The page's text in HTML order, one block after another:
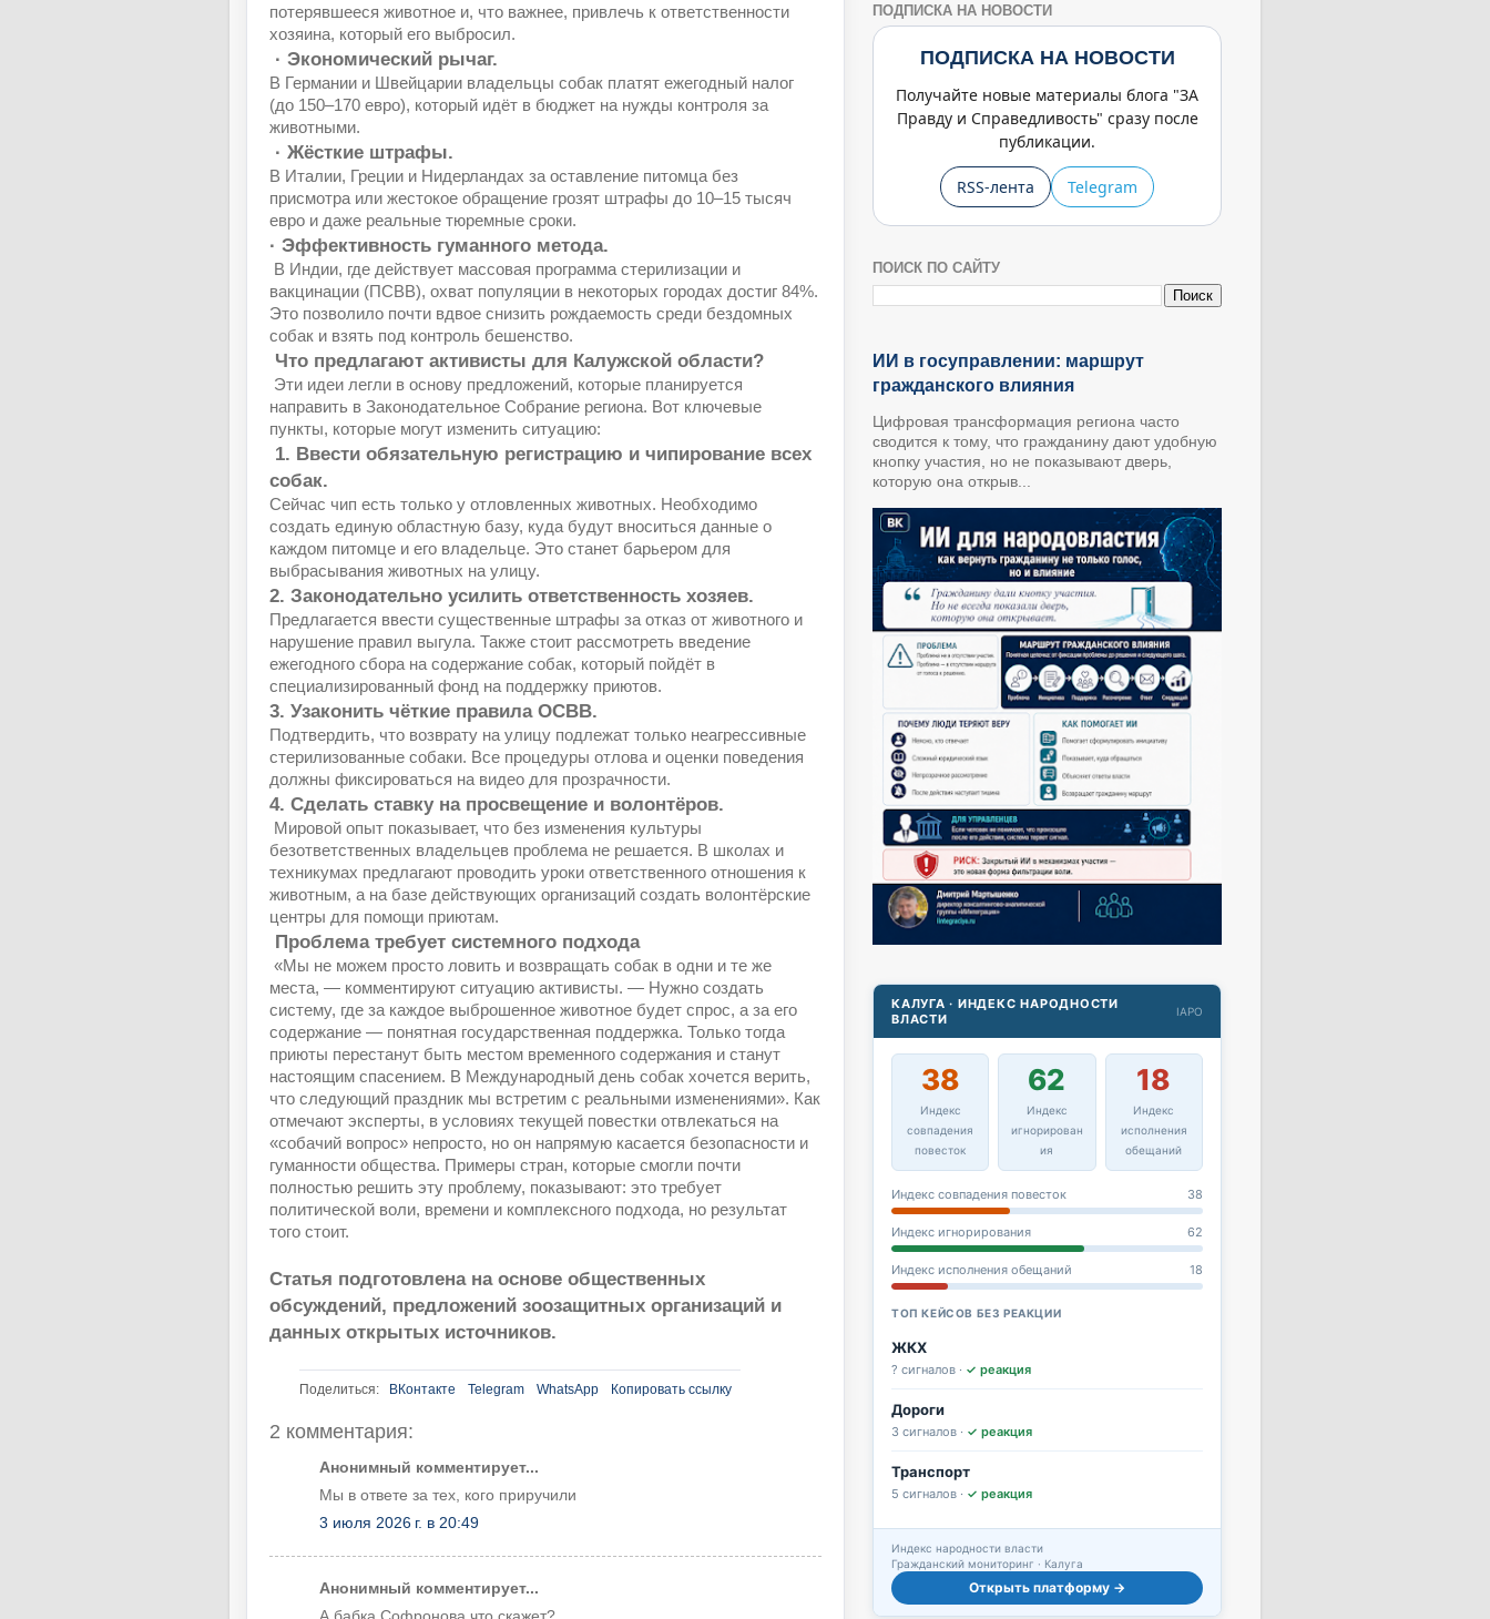
потерявшееся животное и, что важнее, привлечь к ответственности
хозяина, который его выбросил.
· Экономический рычаг.
В Германии и Швейцарии владельцы собак платят ежегодный налог
(до 150–170 евро), который идёт в бюджет на нужды контроля за
животными.
· Жёсткие штрафы.
В Италии, Греции и Нидерландах за оставление питомца без
присмотра или жестокое обращение грозят штрафы до 10–15 тысяч
евро и даже реальные тюремные сроки.
· Эффективность гуманного метода.
В Индии, где действует массовая программа стерилизации и
вакцинации (ПСВВ), охват популяции в некоторых городах достиг 84%.
Это позволило почти вдвое снизить рождаемость среди бездомных
собак и взять под контроль бешенство.
Что предлагают активисты для Калужской области?
Эти идеи легли в основу предложений, которые планируется
направить в Законодательное Собрание региона. Вот ключевые
пункты, которые могут изменить ситуацию:
1. Ввести обязательную регистрацию и чипирование всех
собак.
Сейчас чип есть только у отловленных животных. Необходимо
создать единую областную базу, куда будут вноситься данные о
каждом питомце и его владельце. Это станет барьером для
выбрасывания животных на улицу.
2. Законодательно усилить ответственность хозяев.
Предлагается ввести существенные штрафы за отказ от животного и
нарушение правил выгула. Также стоит рассмотреть введение
ежегодного сбора на содержание собак, который пойдёт в
специализированный фонд на поддержку приютов.
3. Узаконить чёткие правила ОСВВ.
Подтвердить, что возврату на улицу подлежат только неагрессивные
стерилизованные собаки. Все процедуры отлова и оценки поведения
должны фиксироваться на видео для прозрачности.
4. Сделать ставку на просвещение и волонтёров.
Мировой опыт показывает, что без изменения культуры
безответственных владельцев проблема не решается. В школах и
техникумах предлагают проводить уроки ответственного отношения к
животным, а на базе действующих организаций создать волонтёрские
центры для помощи приютам.
Проблема требует системного подхода
«Мы не можем просто ловить и возвращать собак в одни и те же
места, — комментируют ситуацию активисты. — Нужно создать
систему, где за каждое выброшенное животное будет спрос, а за его
содержание — понятная государственная поддержка. Только тогда
приюты перестанут быть местом временного содержания и станут
настоящим спасением. В Международный день собак хочется верить,
что следующий праздник мы встретим с реальными изменениями». Как
отмечают эксперты, в условиях текущей повестки отвлекаться на
«собачий вопрос» непросто, но он напрямую касается безопасности и
гуманности общества. Примеры стран, которые смогли почти
полностью решить эту проблему, показывают: это требует
политической воли, времени и комплексного подхода, но результат
того стоит.
Статья подготовлена на основе общественных
обсуждений, предложений зоозащитных организаций и
данных открытых источников.
Поделиться: ВКонтакте Telegram WhatsApp Копировать ссылку
2 комментария:
Анонимный комментирует...
Мы в ответе за тех, кого приручили
3 июля 2026 г. в 20:49
Анонимный комментирует...
ПОДПИСКА НА НОВОСТИ
ПОДПИСКА НА НОВОСТИ
Получайте новые материалы блога "ЗА
Правду и Справедливость" сразу после
публикации.
RSS-лента Telegram
ПОИСК ПО САЙТУ
ИИ в госуправлении: маршрут
гражданского влияния
Цифровая трансформация региона часто
сводится к тому, что гражданину дают удобную
кнопку участия, но не показывают дверь,
которую она открыв...
КАЛУГА · ИНДЕКС НАРОДНОСТИ
ВЛАСТИ
IAPO
38
Индекс
совпадения
повесток
62
Индекс
игнорирован
ия
18
Индекс
исполнения
обещаний
Индекс совпадения повесток 38
Индекс игнорирования 62
Индекс исполнения обещаний 18
ТОП КЕЙСОВ БЕЗ РЕАКЦИИ
ЖКХ
? сигналов · ✓ реакция
Дороги
3 сигналов · ✓ реакция
Транспорт
5 сигналов · ✓ реакция
Индекс народности власти
Гражданский мониторинг · Калуга
Открыть платформу →